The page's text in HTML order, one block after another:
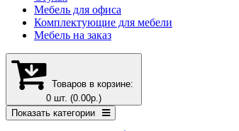
Мебель для офиса
Комплектующие для мебели
Мебель на заказ
Товаров в корзине:
0 шт. (0.00р.)
Показать категории